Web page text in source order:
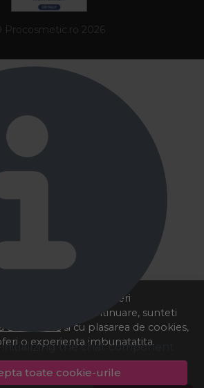
cookies pentru a va oferi
Navigand in continuare, sunteti
de cookies si cu plasarea de cookies,
o experienta imbunatatita.
toate cookie-urile
Procosmetic.ro 2026
initializing the chat component